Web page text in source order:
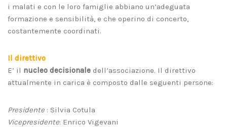
i malati e con le loro famiglie abbiano un’adeguata
formazione e sensibilità, e che operino di concerto,
costantemente coordinati.
Il direttivo
E’ il nucleo decisionale dell’associazione. Il direttivo
attualmente in carica è composto dalle seguenti persone:
Presidente : Silvia Cotula
Vicepresidente: Enrico Vigevani